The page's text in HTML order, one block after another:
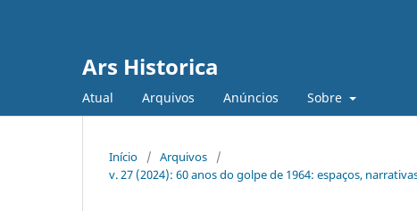
Ars Historica
Atual Arquivos Anúncios Sobre
Início / Arquivos
/
v. 27 (2024): 60 anos do golpe de 1964: espaços,